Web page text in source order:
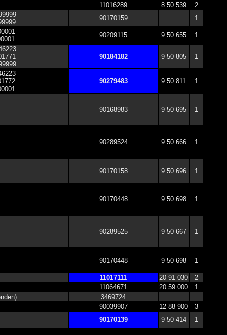
11016289
8 50 539
2
90170159
1
90209115 9 50 655
1
90184182 9 50 805 1
90279483 9 50 811 1
90168983 9 50 695 1
90289524 9 50 666 1
90170158 9 50 696 1
90170448 9 50 698 1
90289525 9 50 667 1
90170448 9 50 698 1
11017111 20 91 030
2
11064671
20 59 000
1
3469724
90039907
12 88 900
3
90170139
9 50 414 1